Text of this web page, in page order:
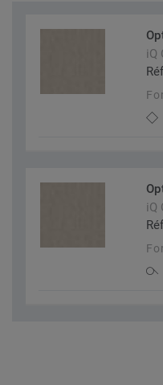
iQ
iQ